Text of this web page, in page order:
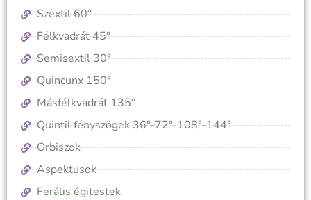
Szextil 60°
Félkvadrát 45°
Semisextil 30°
Quincunx 150°
Másfélkvadrát 135°
Quintil fényszögek 36°-72°-108°-144°
Orbiszok
Aspektusok
Ferális égitestek